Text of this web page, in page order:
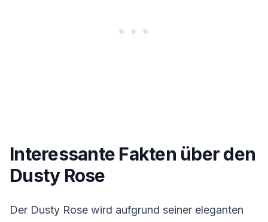
Interessante Fakten über den
Dusty Rose
Der Dusty Rose wird aufgrund seiner eleganten